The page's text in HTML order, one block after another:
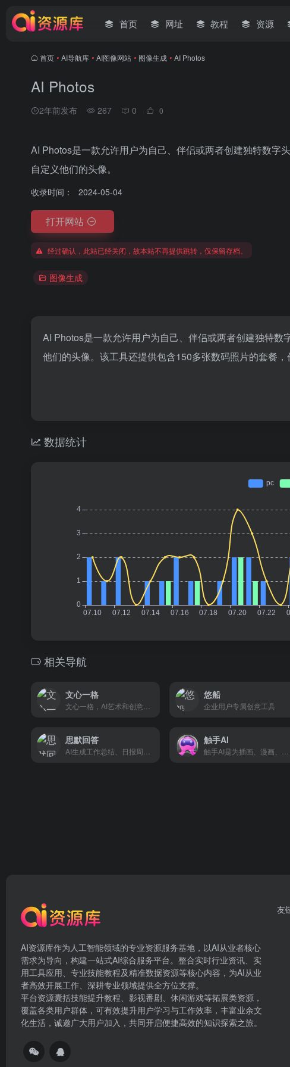
首页 网址 教程 资源
首页 • AI导航库 • AI图像网站 • 图像生成 • AI Photos
AI Photos
2年前发布 267 0 0
AI Photos是一款允许用户为自己、伴侣或两者创建独特数字
自定义他们的头像。
收录时间： 2024-05-04
打开网站
经过确认，此站已经关闭，故本站不再提供跳转，仅保留存档。
图像生成
AI Photos是一款允许用户为自己、伴侣或两者创建独特
他们的头像。该工具还提供包含150多张数码照片的套餐，
数据统计
相关导航
文心一格 悠船
企业用户专属创意工具
思默回答 触手AI
AI资源库作为人工智能领域的专业资源服务基地，以AI从业者核心
需求为导向，构建一站式AI综合服务平台。整合实时行业资讯、实
用工具应用、专业技能教程及精准数据资源等核心内容，为AI从业
者高效开展工作、深耕专业领域提供全方位支撑。
平台资源囊括技能提升教程、影视番剧、休闲游戏等拓展类资源，
覆盖各类用户群体，可有效提升用户学习与工作效率，丰富业余文
化生活，诚邀广大用户加入，共同开启便捷高效的知识探索之旅。
友